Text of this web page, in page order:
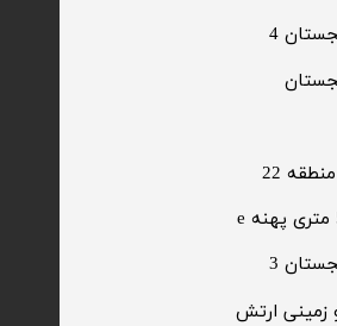
22
زمینی ارتش
4
3